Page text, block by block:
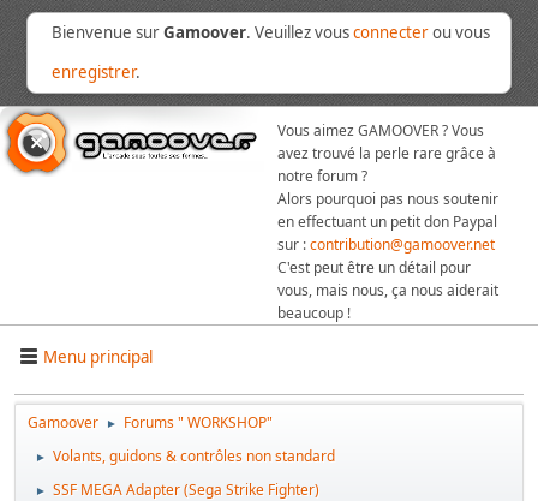
Bienvenue surGamoover. Veuillez vousconnecterou vous
enregistrer.
Vous aimez GAMOOVER ? Vous
avez trouvé la perle rare grâce à
notre forum ?
Alors pourquoi pas nous soutenir
en effectuant un petit don Paypal
sur :contribution@gamoover.net
C'est peut être un détail pour
vous, mais nous, ça nous aiderait
beaucoup !
Menu principal
Gamoover ► Forums " WORKSHOP"
► Volants, guidons & contrôles non standard
► SSF MEGA Adapter (Sega Strike Fighter)